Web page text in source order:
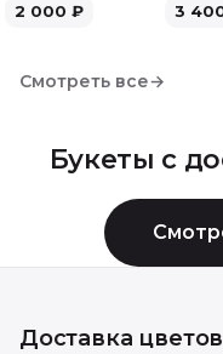
2 000 ₽
шт
3
Смотреть все→
Букеты с
Доставка